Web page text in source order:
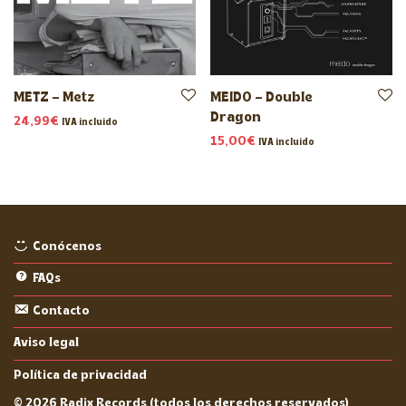
METZ – Metz
24,99€ IVA incluido
MEIDO – Double
Dragon
15,00€ IVA incluido
Conócenos
FAQs
Contacto
Aviso legal
Política de privacidad